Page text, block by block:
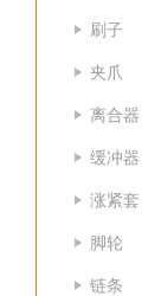
刷子
夹爪
离合器
缓冲器
涨紧套
脚轮
链条